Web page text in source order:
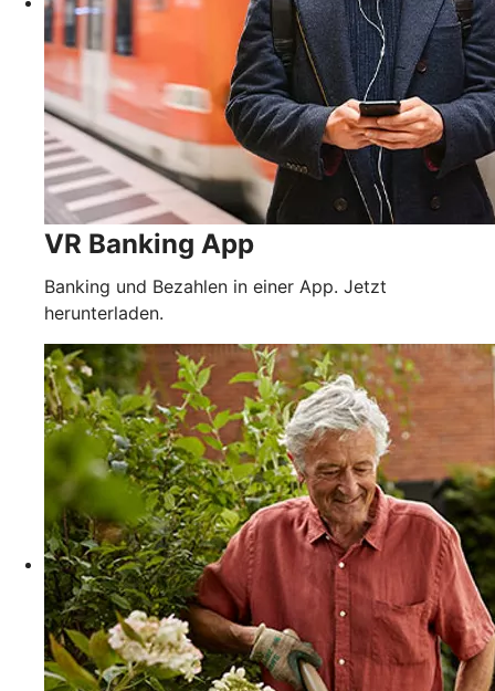
VR Banking App
Banking und Bezahlen in einer App. Jetzt
herunterladen.